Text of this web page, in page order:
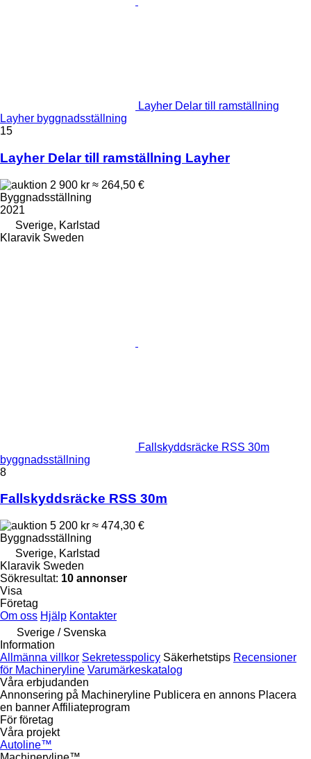
Layher Delar till ramställning
Layher byggnadsställning
15
Layher Delar till ramställning Layher
2 900 kr ≈ 264,50 €
Byggnadsställning
2021
Sverige, Karlstad
Klaravik Sweden
Fallskyddsräcke RSS 30m
byggnadsställning
8
Fallskyddsräcke RSS 30m
5 200 kr ≈ 474,30 €
Byggnadsställning
Sverige, Karlstad
Klaravik Sweden
Sökresultat: 10 annonser
Visa
Företag
Om oss Hjälp Kontakter
Sverige / Svenska
Information
Allmänna villkor Sekretesspolicy Säkerhetstips Recensioner
för Machineryline Varumärkeskatalog
Våra erbjudanden
Annonsering på Machineryline Publicera en annons Placera
en bannerAffiliateprogram
För företag
Våra projekt
Autoline™